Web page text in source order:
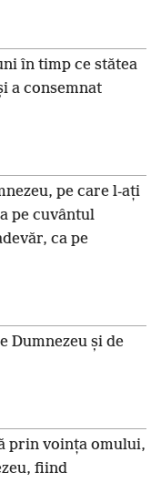
în timp ce stătea
a consemnat
pe care l-ați
pe cuvântul
ca pe
Dumnezeu și de
prin voința omului,
fiind